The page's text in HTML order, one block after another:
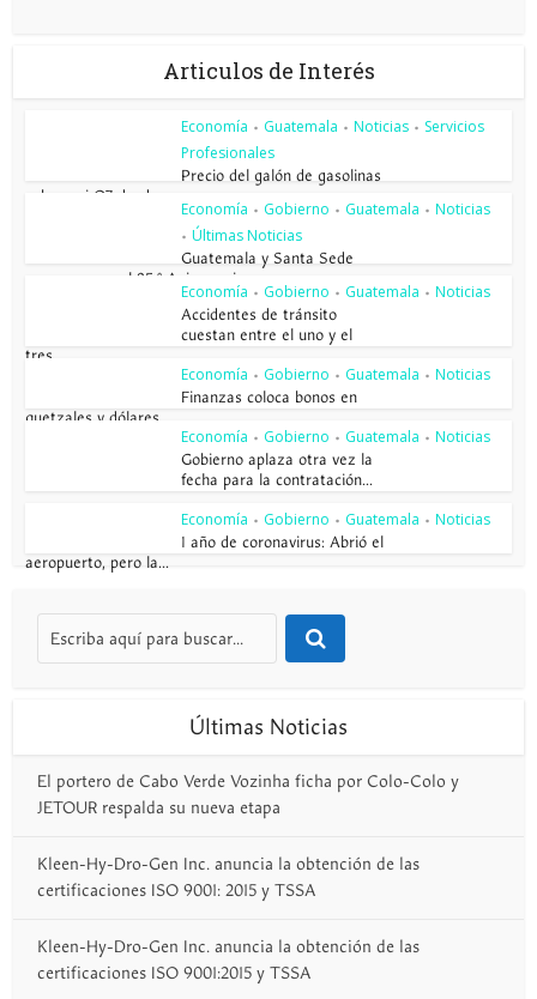
Articulos de Interés
Economía • Guatemala • Noticias • Servicios
Profesionales
Precio del galón de gasolinas
sube casi Q7 desde enero...
Economía • Gobierno • Guatemala • Noticias
• Últimas Noticias
Guatemala y Santa Sede
conmemoran el 85.º Aniversario...
Economía • Gobierno • Guatemala • Noticias
Accidentes de tránsito
cuestan entre el uno y el
tres...
Economía • Gobierno • Guatemala • Noticias
Finanzas coloca bonos en
quetzales y dólares
Economía • Gobierno • Guatemala • Noticias
Gobierno aplaza otra vez la
fecha para la contratación...
Economía • Gobierno • Guatemala • Noticias
1 año de coronavirus: Abrió el
aeropuerto, pero la...
Últimas Noticias
El portero de Cabo Verde Vozinha ficha por Colo-Colo y
JETOUR respalda su nueva etapa
Kleen-Hy-Dro-Gen Inc. anuncia la obtención de las
certificaciones ISO 9001: 2015 y TSSA
Kleen-Hy-Dro-Gen Inc. anuncia la obtención de las
certificaciones ISO 9001:2015 y TSSA